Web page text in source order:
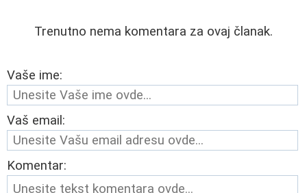
Trenutno nema komentara za ovaj članak.
Vaše ime:
Vaš email:
Komentar: